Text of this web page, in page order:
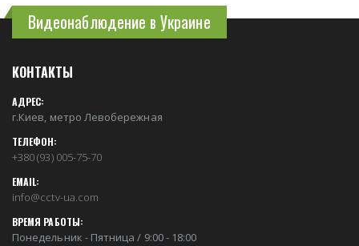
Видеонаблюдение в Украине
КОНТАКТЫ
АДРЕС:
г.Киев, метро Левобережная
ТЕЛЕФОН:
+380 (93) 005-75-70
EMAIL:
info@cctv-ua.com
ВРЕМЯ РАБОТЫ:
Понедельник - Пятница / 9:00 - 18:00